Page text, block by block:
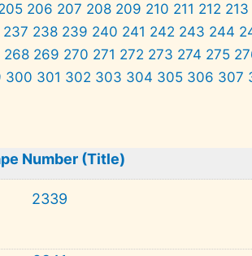
206 207 208 209 210 211 212 213
237 238 239 240 241 242 243 244
268 269 270 271 272 273 274 275
300 301 302 303 304 305 306 307
Number (Title)
2339